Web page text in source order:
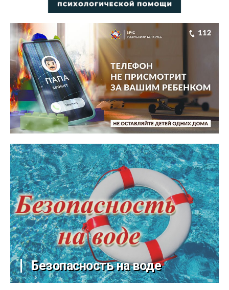
Безопасность на воде